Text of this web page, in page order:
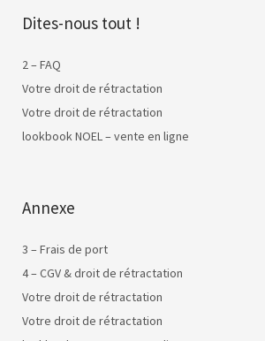
Dites-nous tout !
2 – FAQ
Votre droit de rétractation
Votre droit de rétractation
lookbook NOEL – vente en ligne
Annexe
3 – Frais de port
4 – CGV & droit de rétractation
Votre droit de rétractation
Votre droit de rétractation